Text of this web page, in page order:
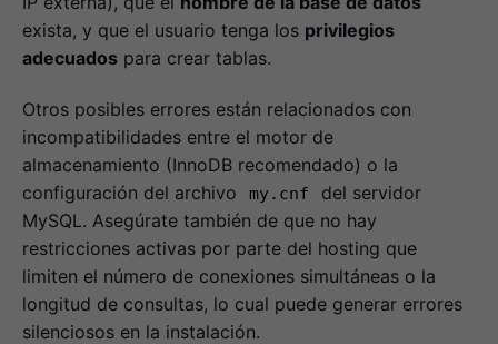
exista, y que el usuario tenga los privilegios
adecuados para crear tablas.
Otros posibles errores están relacionados con
incompatibilidades entre el motor de
almacenamiento (InnoDB recomendado) o la
configuración del archivo
my.cnf
del servidor
MySQL. Asegúrate también de que no hay
restricciones activas por parte del hosting que
limiten el número de conexiones simultáneas o la
longitud de consultas, lo cual puede generar errores
silenciosos en la instalación.